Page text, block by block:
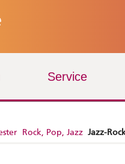
Service
Rock, Pop, Jazz Jazz-